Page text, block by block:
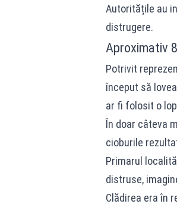
Autoritățile au
distrugere.
Aproximativ
Potrivit
început să
ar fi folosit o
În doar câteva
cioburile
Primarul
distruse,
Clădirea era în